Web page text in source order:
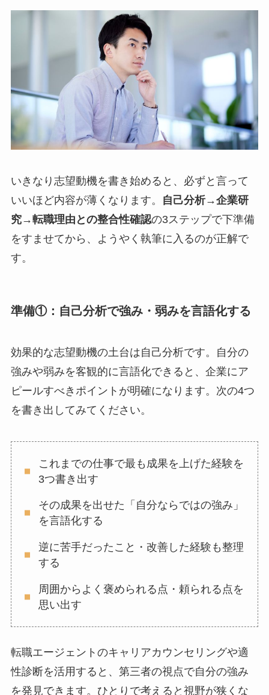
いきなり志望動機を書き始めると、必ずと言って
いいほど内容が薄くなります。
自己分析→企業研
究→転職理由との整合性確認の3ステップで下準備
をすませてから、ようやく執筆に入るのが正解で
す。
準備①：自己分析で強み・弱みを言語化する
効果的な志望動機の土台は自己分析です。自分の
強みや弱みを客観的に言語化できると、企業にア
ピールすべきポイントが明確になります。次の4つ
を書き出してみてください。
これまでの仕事で最も成果を上げた経験を
3つ書き出す
その成果を出せた「自分ならではの強み」
を言語化する
逆に苦手だったこと・改善した経験も整理
する
周囲からよく褒められる点・頼られる点を
思い出す
転職エージェントのキャリアカウンセリングや適
性診断を活用すると、第三者の視点で自分の強み
を発見できます。ひとりで考えると視野が狭くな